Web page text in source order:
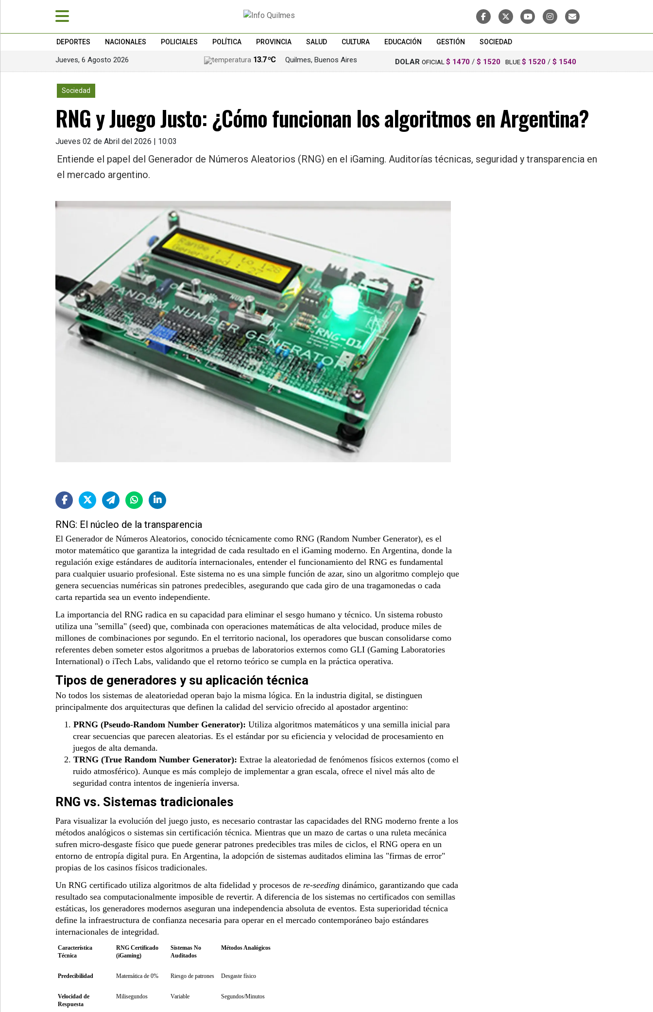
DEPORTES NACIONALES POLICIALES POLÍTICA PROVINCIA SALUD CULTURA EDUCACIÓN GESTIÓN SOCIEDAD
Jueves, 6 Agosto 2026 13.7 ºC Quilmes, Buenos Aires DOLAR OFICIAL $ 1470 / $ 1520 BLUE $ 1520 / $ 1540
Sociedad
RNG y Juego Justo: ¿Cómo funcionan los algoritmos en Argentina?
Jueves 02 de Abril del 2026 | 10:03
Entiende el papel del Generador de Números Aleatorios (RNG) en el iGaming. Auditorías técnicas, seguridad y transparencia en
el mercado argentino.
RNG: El núcleo de la transparencia
El Generador de Números Aleatorios, conocido técnicamente como RNG (Random Number Generator), es el
motor matemático que garantiza la integridad de cada resultado en el iGaming moderno. En Argentina, donde la
regulación exige estándares de auditoría internacionales, entender el funcionamiento del RNG es fundamental
para cualquier usuario profesional. Este sistema no es una simple función de azar, sino un algoritmo complejo que
genera secuencias numéricas sin patrones predecibles, asegurando que cada giro de una tragamonedas o cada
carta repartida sea un evento independiente.
La importancia del RNG radica en su capacidad para eliminar el sesgo humano y técnico. Un sistema robusto
utiliza una "semilla" (seed) que, combinada con operaciones matemáticas de alta velocidad, produce miles de
millones de combinaciones por segundo. En el territorio nacional, los operadores que buscan consolidarse como
referentes deben someter estos algoritmos a pruebas de laboratorios externos como GLI (Gaming Laboratories
International) o iTech Labs, validando que el retorno teórico se cumpla en la práctica operativa.
Tipos de generadores y su aplicación técnica
No todos los sistemas de aleatoriedad operan bajo la misma lógica. En la industria digital, se distinguen
principalmente dos arquitecturas que definen la calidad del servicio ofrecido al apostador argentino:
1. PRNG (Pseudo-Random Number Generator): Utiliza algoritmos matemáticos y una semilla inicial para
crear secuencias que parecen aleatorias. Es el estándar por su eficiencia y velocidad de procesamiento en
juegos de alta demanda.
2. TRNG (True Random Number Generator): Extrae la aleatoriedad de fenómenos físicos externos (como el
ruido atmosférico). Aunque es más complejo de implementar a gran escala, ofrece el nivel más alto de
seguridad contra intentos de ingeniería inversa.
RNG vs. Sistemas tradicionales
Para visualizar la evolución del juego justo, es necesario contrastar las capacidades del RNG moderno frente a los
métodos analógicos o sistemas sin certificación técnica. Mientras que un mazo de cartas o una ruleta mecánica
sufren micro-desgaste físico que puede generar patrones predecibles tras miles de ciclos, el RNG opera en un
entorno de entropía digital pura. En Argentina, la adopción de sistemas auditados elimina las "firmas de error"
propias de los casinos físicos tradicionales.
Un RNG certificado utiliza algoritmos de alta fidelidad y procesos de re-seeding dinámico, garantizando que cada
resultado sea computacionalmente imposible de revertir. A diferencia de los sistemas no certificados con semillas
estáticas, los generadores modernos aseguran una independencia absoluta de eventos. Esta superioridad técnica
define la infraestructura de confianza necesaria para operar en el mercado contemporáneo bajo estándares
internacionales de integridad.
Característica
Técnica
RNG Certificado
(iGaming)
Sistemas No
Auditados
Métodos Analógicos
Predecibilidad Matemática de 0% Riesgo de patrones Desgaste físico
Velocidad de
Respuesta
Milisegundos Variable Segundos/Minutos